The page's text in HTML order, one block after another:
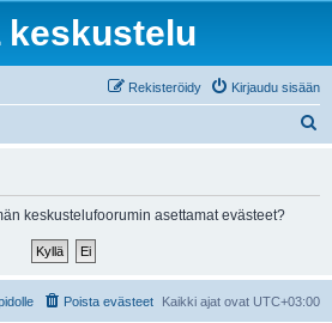
keskustelu
Kirjaudu sisään
Rekisteröidy
keskustelufoorumin asettamat evästeet?
Kaikki ajat ovat UTC+03:00
Poista evästeet